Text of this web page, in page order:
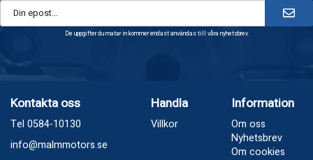
De uppgifter du matar in kommer endast användas till våra nyhetsbrev.
Kontakta oss
Tel 0584-10130
info@malmmotors.se
Handla
Villkor
Information
Om oss
Nyhetsbrev
Om cookies